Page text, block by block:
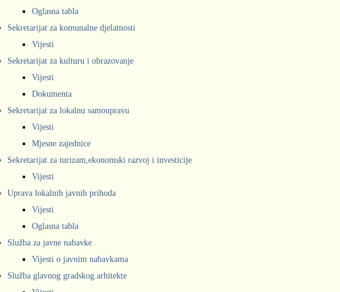
Oglasna tabla
Sekretarijat za komunalne djelatnosti
Vijesti
Sekretarijat za kulturu i obrazovanje
Vijesti
Dokumenta
Sekretarijat za lokalnu samoupravu
Vijesti
Mjesne zajednice
Sekretarijat za turizam,ekonomski razvoj i investicije
Vijesti
Uprava lokalnih javnih prihoda
Vijesti
Oglasna tabla
Služba za javne nabavke
Vijesti o javnim nabavkama
Služba glavnog gradskog arhitekte